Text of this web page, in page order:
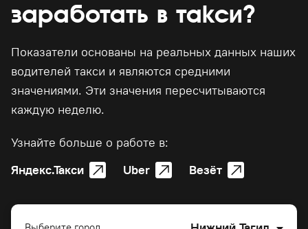
заработать в такси?
Показатели основаны на реальных данных наших
водителей такси и являются средними
значениями. Эти значения пересчитываются
каждую неделю.
Узнайте больше о работе в:
Яндекс.Такси
Uber Везёт